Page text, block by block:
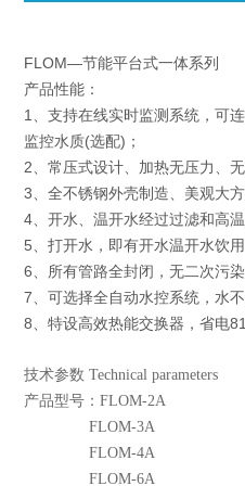
FLOM—节能平台式一体系列
产品性能：
1、支持在线实时监测系统，可
监控水质(选配)；
2、常压式设计、加热无压力、无
3、全不锈钢外壳制造、美观大方
4、开水、温开水经过过滤和高温
5、打开水，即有开水温开水饮
6、所有管路全封闭，无二次污染
7、可选择全自动水控系统，水
8、特设高效热能交换器，省电
技术参数 Technical parameters
产品型号：FLOM-2A
FLOM-3A
FLOM-4A
FLOM-6A